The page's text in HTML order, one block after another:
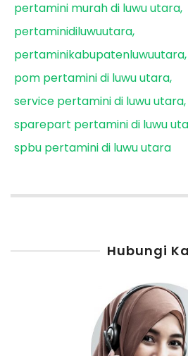
pertamini murah di luwu utara
pertaminidiluwuutara
pertaminikabupatenluwuutara
pom pertamini di luwu utara
service pertamini di luwu utara
sparepart pertamini di luwu
spbu pertamini di luwu utara
Hubungi